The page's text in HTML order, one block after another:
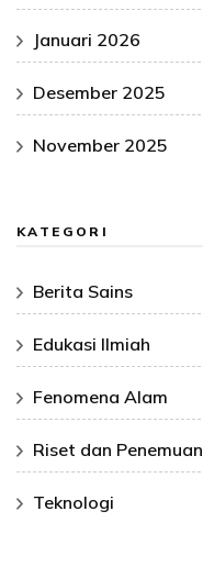
Januari 2026
Desember 2025
November 2025
KATEGORI
Berita Sains
Edukasi Ilmiah
Fenomena Alam
Riset dan Penemuan
Teknologi